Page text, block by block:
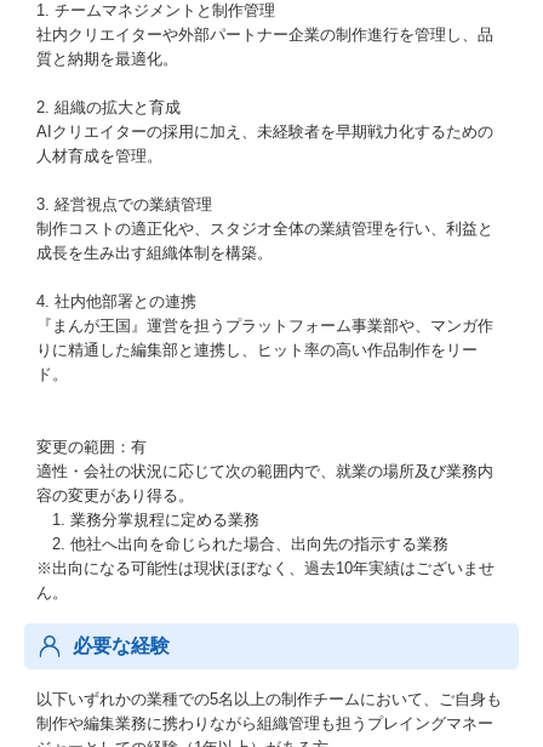
1. チームマネジメントと制作管理
社内クリエイターや外部パートナー企業の制作進行を管理し、品
質と納期を最適化。
2. 組織の拡大と育成
AIクリエイターの採用に加え、未経験者を早期戦力化するための
人材育成を管理。
3. 経営視点での業績管理
制作コストの適正化や、スタジオ全体の業績管理を行い、利益と
成長を生み出す組織体制を構築。
4. 社内他部署との連携
『まんが王国』運営を担うプラットフォーム事業部や、マンガ作
りに精通した編集部と連携し、ヒット率の高い作品制作をリー
ド。
変更の範囲：有
適性・会社の状況に応じて次の範囲内で、就業の場所及び業務内
容の変更があり得る。
1. 業務分掌規程に定める業務
2. 他社へ出向を命じられた場合、出向先の指示する業務
※出向になる可能性は現状ほぼなく、過去10年実績はございませ
ん。
必要な経験
以下いずれかの業種での5名以上の制作チームにおいて、ご自身も
制作や編集業務に携わりながら組織管理も担うプレイングマネー